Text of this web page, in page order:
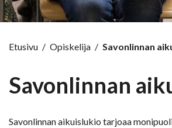
Etusivu / Opiskelija / Savonlinnan
Savonlinnan
Savonlinnan aikuislukio tarjoaa